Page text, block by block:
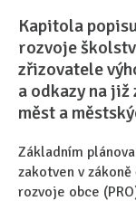
Kapitola
rozvoje
zřizovatele
a odkazy na
měst a
Základním
zakotven v
rozvoje obce